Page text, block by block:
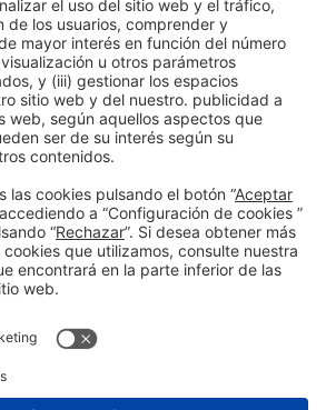
Avenida Joan Carles I,
58 – Esquina C/Ciències
de Llobregat Barcelona
RESTAURANTE
932 334 989